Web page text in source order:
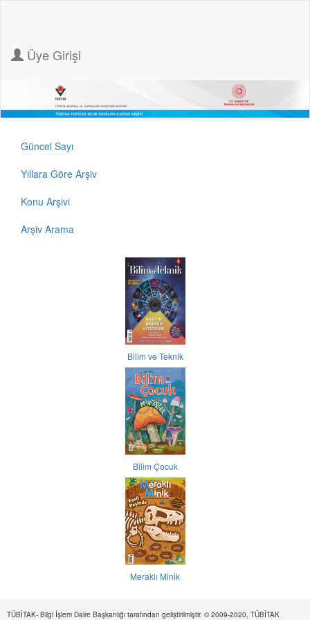
Üye Girişi
Güncel Sayı
Yıllara Göre Arşiv
Konu Arşivi
Arşiv Arama
Bilim ve Teknik
Bilim Çocuk
Meraklı Minik
TÜBİTAK- Bilgi İşlem Daire Başkanlığı tarafından geliştirilmiştir. © 2009-2020, TÜBİTAK